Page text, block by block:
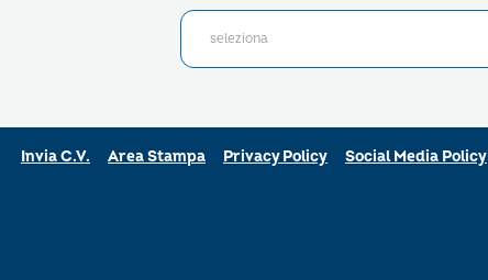
Invia C.V. Area Stampa Privacy Policy Social Media Policy